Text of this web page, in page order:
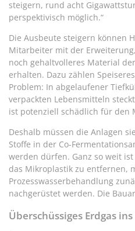
steigern, rund acht
perspektivisch möglich.“
Die Ausbeute steigern können
Mitarbeiter mit der
noch gehaltvolleres Material
erhalten. Dazu zählen
Problem: In abgelaufener
verpackten Lebensmitteln
ist potenziell schädlich für den
Deshalb müssen die Anlagen
Stoffe in der Co-
werden dürfen. Ganz so weit
das Mikroplastik zu entfernen,
Prozesswasserbehandlung
nachgerüstet werden. Die
Überschüssiges Erdgas